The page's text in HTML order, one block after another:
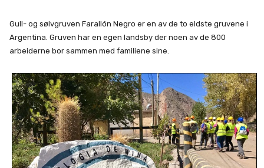
Gull- og sølvgruven Farallón Negro er en av de to eldste gruvene i
Argentina. Gruven har en egen landsby der noen av de 800
arbeiderne bor sammen med familiene sine.